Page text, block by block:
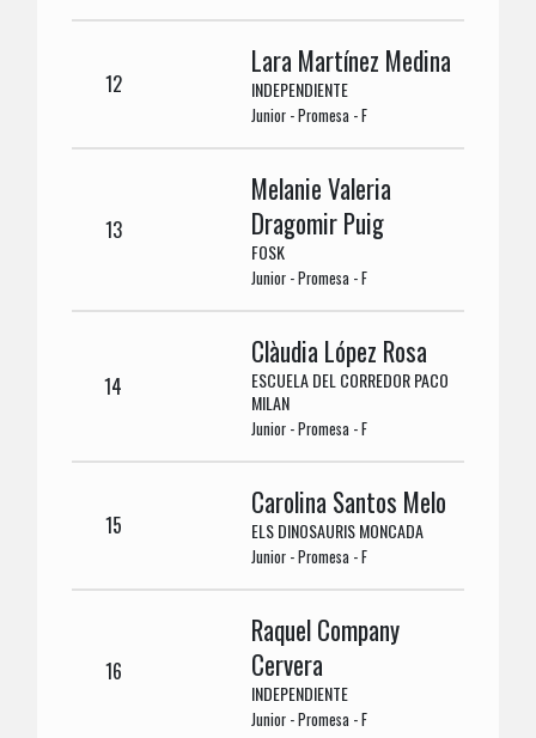
12
Lara Martínez Medina
INDEPENDIENTE
Junior - Promesa - F
13
Melanie Valeria
Dragomir Puig
FOSK
Junior - Promesa - F
14
Clàudia López Rosa
ESCUELA DEL CORREDOR PACO
MILAN
Junior - Promesa - F
15
Carolina Santos Melo
ELS DINOSAURIS MONCADA
Junior - Promesa - F
16
Raquel Company
Cervera
INDEPENDIENTE
Junior - Promesa - F